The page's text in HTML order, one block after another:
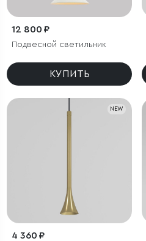
12 800 ₽
Подвесной светильник
КУПИТЬ
NEW
4 360 ₽